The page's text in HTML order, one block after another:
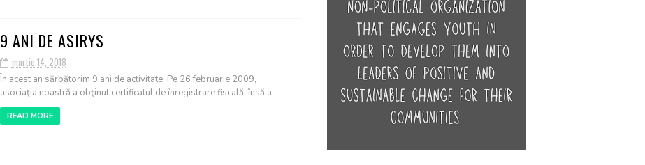
9 ANI DE ASIRYS
martie 14, 2018
În acest an sărbătorim 9 ani de activitate. Pe 26 februarie 2009,
asociaţia noastră a obţinut certificatul de înregistrare fiscală, însă a...
READ MORE